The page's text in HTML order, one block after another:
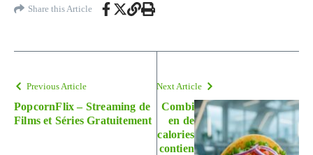
Share this Article
Previous Article
PopcornFlix – Streaming de
Films et Séries Gratuitement
Next Article
Combi
en de
calories
contien